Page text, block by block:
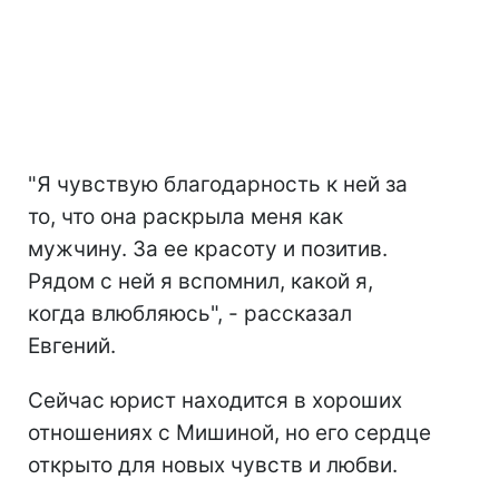
"Я чувствую благодарность к ней за
то, что она раскрыла меня как
мужчину. За ее красоту и позитив.
Рядом с ней я вспомнил, какой я,
когда влюбляюсь", - рассказал
Евгений.
Сейчас юрист находится в хороших
отношениях с Мишиной, но его сердце
открыто для новых чувств и любви.